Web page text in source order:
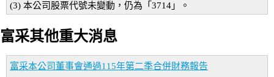
(3) 本公司股票代號未變動，仍為「3714」。
富采其他重大消息
富采本公司董事會通過115年第二季合併財務報告